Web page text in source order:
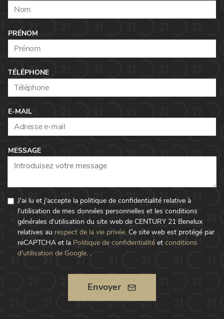
PRÉNOM
TÉLÉPHONE
E-MAIL
MESSAGE
J'ai lu et j'accepte la politique de confidentialité relative à
l'utilisation de mes données personnelles et les conditions
générales d'utilisation du site web de CENTURY 21 Benelux
relatives au respect de la vie privée. Ce site web est protégé par
reCAPTCHA et la Politique de confidentialité et conditions
d'utilisation de Google. .
Envoyer